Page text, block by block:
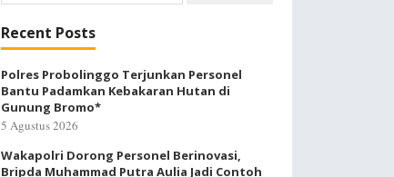
Recent Posts
Polres Probolinggo Terjunkan Personel
Bantu Padamkan Kebakaran Hutan di
Gunung Bromo*
5 Agustus 2026
Wakapolri Dorong Personel Berinovasi,
Bripda Muhammad Putra Aulia Jadi Contoh